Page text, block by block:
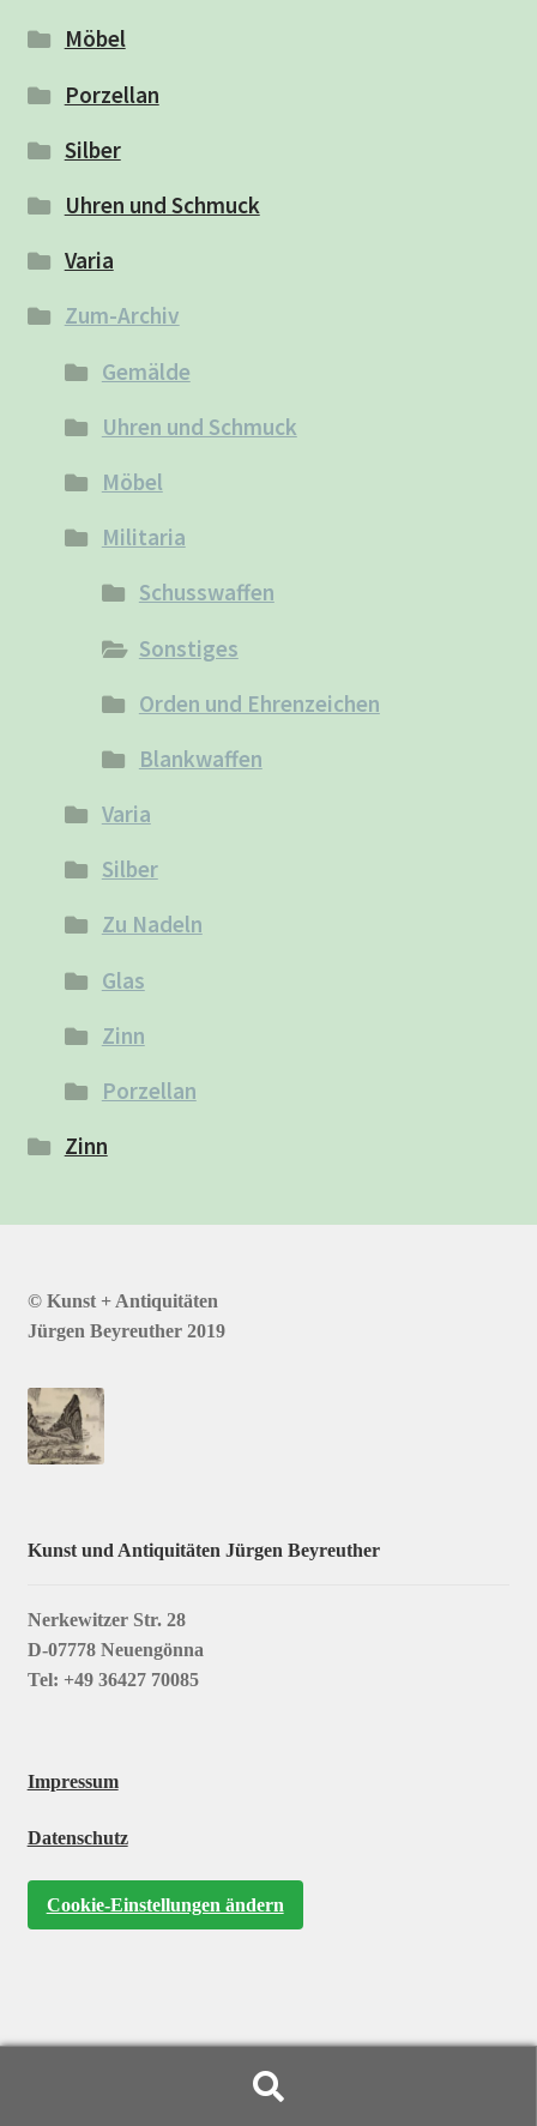
Möbel
Porzellan
Silber
Uhren und Schmuck
Varia
Zum-Archiv
Gemälde
Uhren und Schmuck
Möbel
Militaria
Schusswaffen
Sonstiges
Orden und Ehrenzeichen
Blankwaffen
Varia
Silber
Zu Nadeln
Glas
Zinn
Porzellan
Zinn
© Kunst + Antiquitäten
Jürgen Beyreuther 2019
Kunst und Antiquitäten Jürgen Beyreuther
Nerkewitzer Str. 28
D-07778 Neuengönna
Tel: +49 36427 70085
Impressum
Datenschutz
Cookie-Einstellungen ändern